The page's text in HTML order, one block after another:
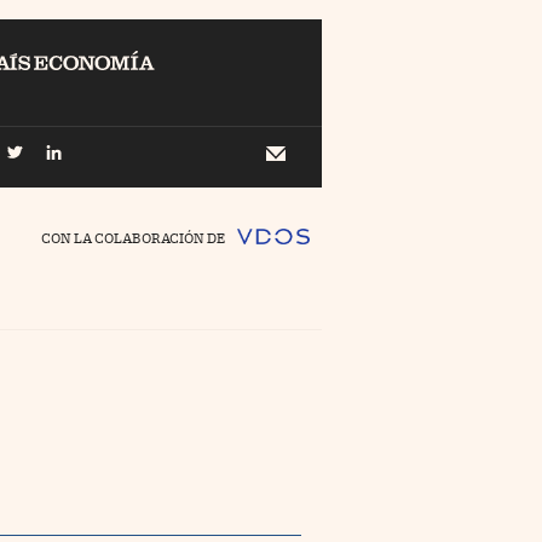
Pyme //foo
CON LA COLABORACIÓN DE